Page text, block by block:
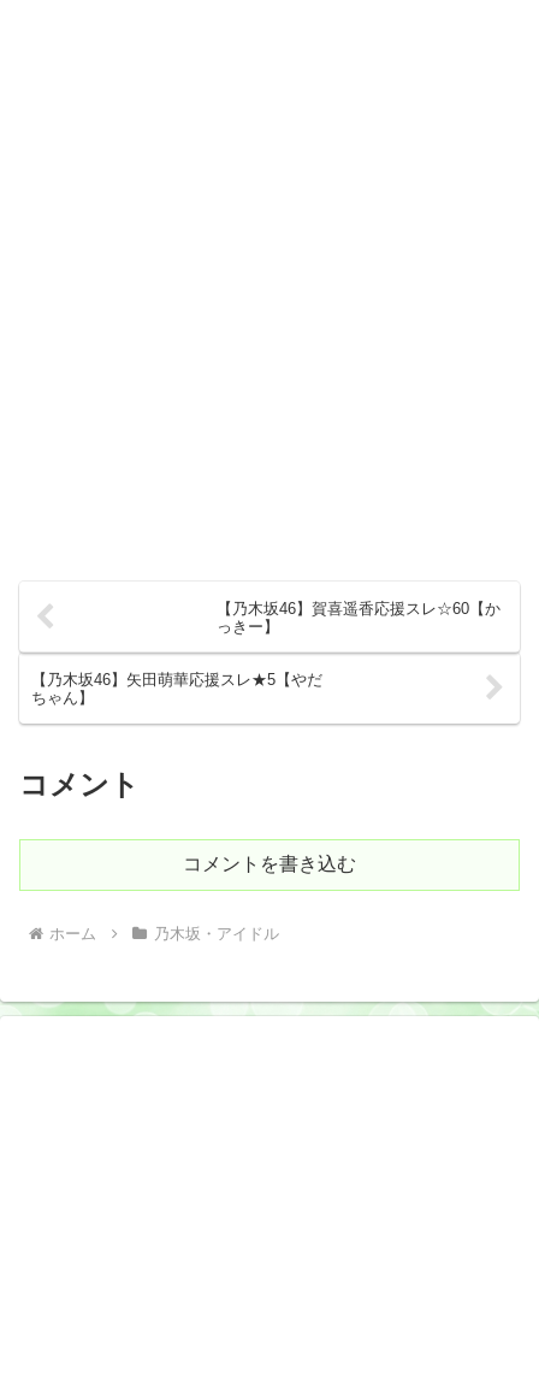
【乃木坂46】賀喜遥香応援スレ☆60【か
っきー】
【乃木坂46】矢田萌華応援スレ★5【やだ
ちゃん】
コメント
コメントを書き込む
ホーム 乃木坂・アイドル